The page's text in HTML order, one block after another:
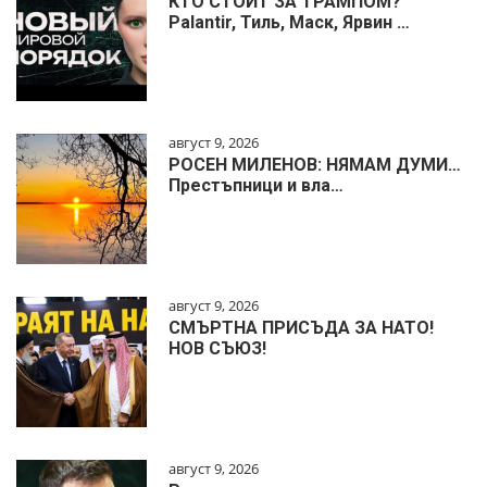
Palantir, Тиль, Маск, Ярвин …
август 9, 2026
РОСЕН МИЛЕНОВ: НЯМАМ ДУМИ…
Престъпници и вла…
август 9, 2026
СМЪРТНА ПРИСЪДА ЗА НАТО!
НОВ СЪЮЗ!
август 9, 2026